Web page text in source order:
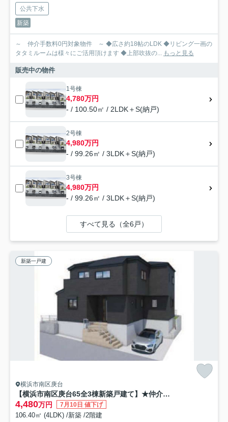
公共下水
新築
～ 仲介手数料0円対象物件 ～ ◆広さ約18帖のLDK ◆リビング一画の
タタミルームは様々にご活用頂けます ◆上部吹抜の... もっと見る
販売中の物件
1号棟
4,780万円
- / 100.50㎡ / 2LDK＋S(納戸)
2号棟
4,980万円
- / 99.26㎡ / 3LDK＋S(納戸)
3号棟
4,980万円
- / 99.26㎡ / 3LDK＋S(納戸)
すべて見る（全6戸）
新築一戸建
横浜市南区庚台
【横浜市南区庚台65全3棟新築戸建て】★仲介手数料無料★（太田小学校・共進中学校）
4,480万円 7月10日 値下げ
106.40㎡ (4LDK) /新築 /2階建